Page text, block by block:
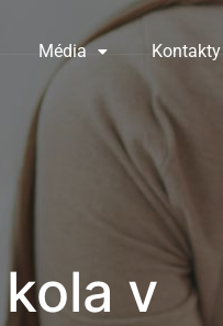
Média Kontakty
v